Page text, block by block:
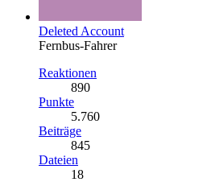
Deleted Account
Fernbus-Fahrer
Reaktionen
890
Punkte
5.760
Beiträge
845
Dateien
18